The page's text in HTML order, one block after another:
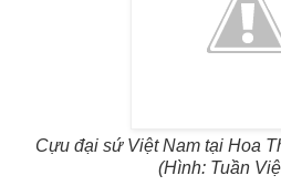
Cựu đại sứ Việt Nam tại Hoa
(Hình: Tuần